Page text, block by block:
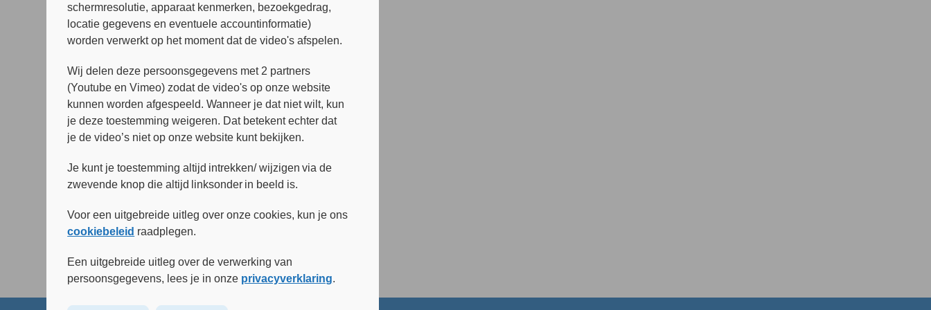
Stuur e-mail Publicaties
schermresolutie, apparaat kenmerken, bezoekgedrag,
locatie gegevens en eventuele accountinformatie)
worden verwerkt op het moment dat de video's afspelen.
Wij delen deze persoonsgegevens met 2 partners
(Youtube en Vimeo) zodat de video's op onze website
kunnen worden afgespeeld. Wanneer je dat niet wilt, kun
je deze toestemming weigeren. Dat betekent echter dat
je de video’s niet op onze website kunt bekijken.
Je kunt je toestemming altijd intrekken/ wijzigen via de
zwevende knop die altijd linksonder in beeld is.
Voor een uitgebreide uitleg over onze cookies, kun je ons
cookiebeleid raadplegen.
Een uitgebreide uitleg over de verwerking van
persoonsgegevens, lees je in onze privacyverklaring.